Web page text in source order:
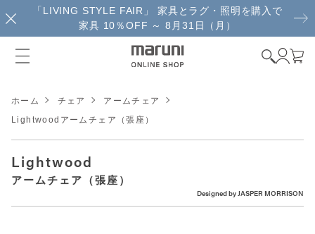
「LIVING STYLE FAIR」 家具とラグ・照明を購入で
家具 10％OFF ～ 8月31日（月）
ホーム チェア
アームチェア
Lightwoodアームチェア（張座）
Lightwood
アームチェア（張座）
Designed byJASPER MORRISON